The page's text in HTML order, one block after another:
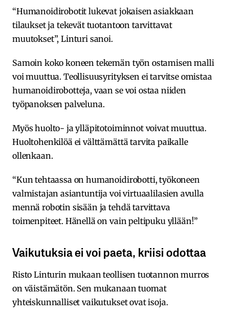
“Humanoidirobotit lukevat jokaisen asiakkaan
tilaukset ja tekevät tuotantoon tarvittavat
muutokset”, Linturi sanoi.
Samoin koko koneen tekemän työn ostamisen malli
voi muuttua. Teollisuusyrityksen ei tarvitse omistaa
humanoidirobotteja, vaan se voi ostaa niiden
työpanoksen palveluna.
Myös huolto- ja ylläpitotoiminnot voivat muuttua.
Huoltohenkilöä ei välttämättä tarvita paikalle
ollenkaan.
“Kun tehtaassa on humanoidirobotti, työkoneen
valmistajan asiantuntija voi virtuaalilasien avulla
mennä robotin sisään ja tehdä tarvittava
toimenpiteet. Hänellä on vain peltipuku yllään!”
Vaikutuksia ei voi paeta, kriisi odottaa
Risto Linturin mukaan teollisen tuotannon murros
on väistämätön. Sen mukanaan tuomat
yhteiskunnalliset vaikutukset ovat isoja.